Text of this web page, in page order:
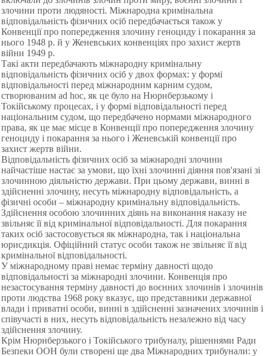
злочини проти людяності. Міжнародна кримінальна
відповідальність фізичних осіб передбачається також у
Конвенції про попередження злочину геноциду і покарання за
нього 1948 р. й у Женевських конвенціях про захист жертв
війни 1949 р.
Такі акти передбачають міжнародну кримінальну
відповідальність фізичних осіб у двох формах: у формі
відповідальності перед міжнародним карним судом,
створюваним ad hoc, як це було на Нюрнберзькому і
Токійському процесах, і у формі відповідальності перед
національним судом, що передбачено нормами міжнародного
права, як це має місце в Конвенції про попередження злочину
геноциду і покарання за нього і Женевській конвенції про
захист жертв війни.
Відповідальність фізичних осіб за міжнародні злочини
найчастіше настає за умови, що їхні злочинні діяння пов'язані зі
злочинною діяльністю держави. При цьому держави, винні в
здійсненні злочину, несуть міжнародну відповідальність, а
фізичні особи – міжнародну кримінальну відповідальність.
Здійснення особою злочинних діянь на виконання наказу не
звільняє її від кримінальної відповідальності. Для покарання
таких осіб застосовується як міжнародна, так і національна
юрисдикція. Офіційний статус особи також не звільняє її від
кримінальної відповідальності.
У міжнародному праві немає терміну давності щодо
відповідальності за міжнародні злочини. Конвенція про
незастосування терміну давності до воєнних злочинів і злочинів
проти людства 1968 року вказує, що представники державної
влади і приватні особи, винні в здійсненні зазначених злочинів і
співучасті в них, несуть відповідальність незалежно від часу
здійснення злочину.
Крім Нюрнберзького і Токійського трибуналу, рішеннями Ради
Безпеки ООН були створені ще два Міжнародних трибунали: у